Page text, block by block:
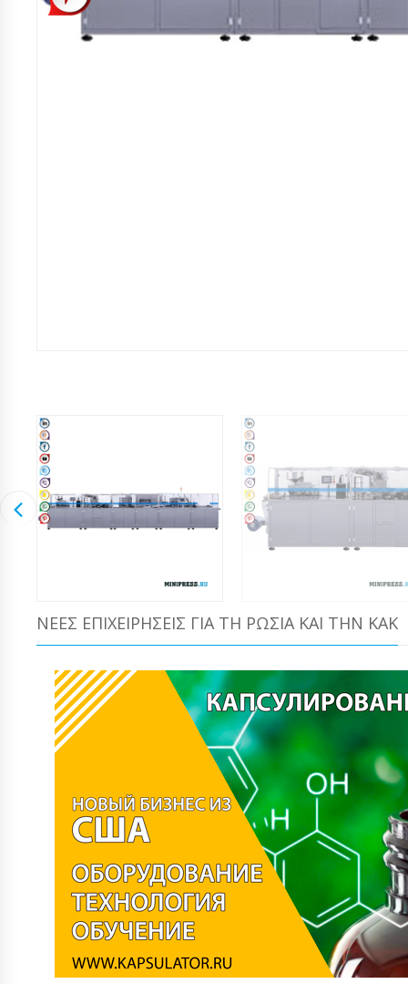
ΝΈΕΣ ΕΠΙΧΕΙΡΉΣΕΙΣ ΓΙΑ ΤΗ ΡΩΣΊΑ ΚΑΙ ΤΗΝ ΚΑΚ